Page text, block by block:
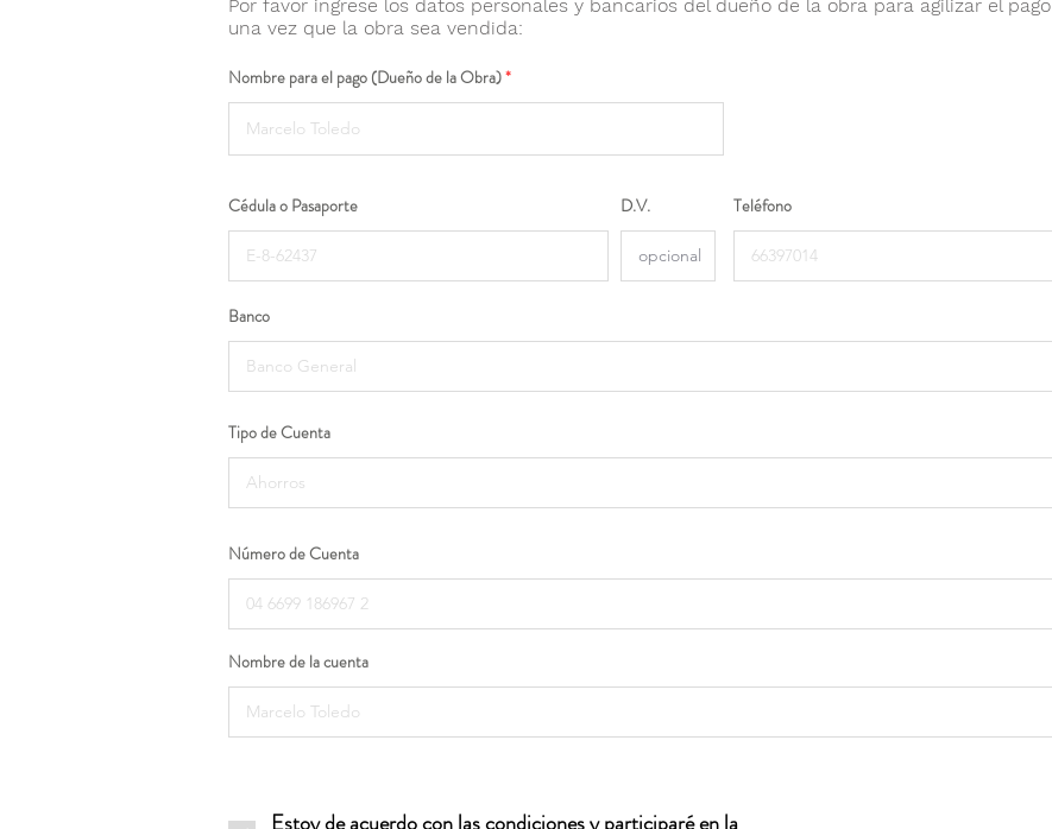
Por favor ingrese los datos personales y bancarios del dueño de la obra para agilizar el pago
una vez que la obra sea vendida:
Nombre para el pago (Dueño de la Obra)
Cédula o Pasaporte D.V. Teléfono
Banco
Tipo de Cuenta
Número de Cuenta
Nombre de la cuenta